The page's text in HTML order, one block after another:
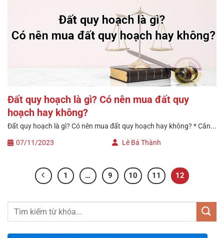
Đất quy hoạch là gì? Có nên mua đất quy
hoạch hay không?
Đất quy hoạch là gì? Có nên mua đất quy hoạch hay không? * Căn...
07/11/2023 Lê Bá Thành
1 … 9 10 11 12